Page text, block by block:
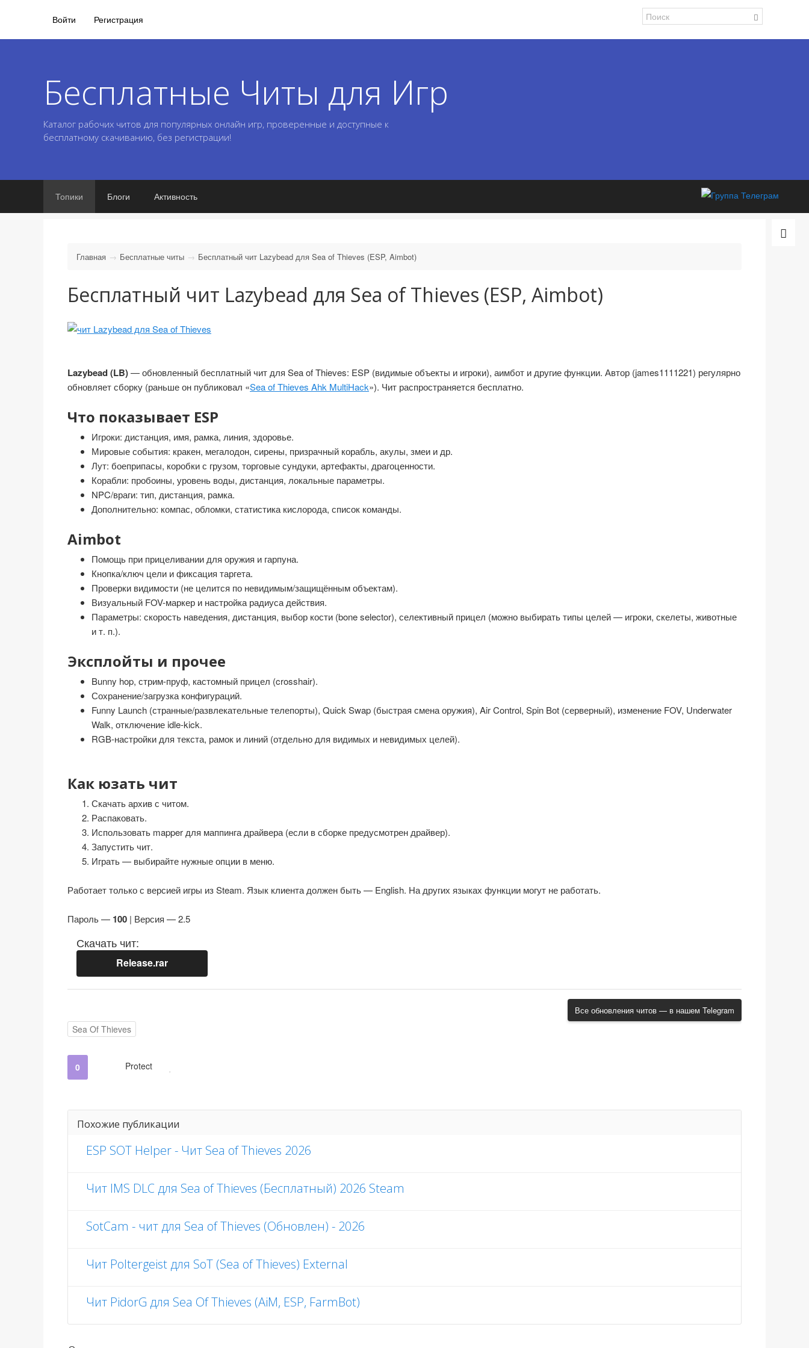
Войти Регистрация
Бесплатные Читы для Игр
Каталог рабочих читов для популярных онлайн игр, проверенные и доступные к
бесплатному скачиванию, без регистрации!
Топики Блоги Активность
Главная Бесплатные читы Бесплатный чит Lazybead для Sea of Thieves (ESP, Aimbot)
Бесплатный чит Lazybead для Sea of Thieves (ESP, Aimbot)
Lazybead (LB)— обновленный бесплатный чит для Sea of Thieves: ESP (видимые объекты и игроки), аимбот и другие функции. Автор (james1111221) регулярно
обновляет сборку (раньше он публиковал «Sea of Thieves Ahk MultiHack»). Чит распространяется бесплатно.
Что показывает ESP
Игроки: дистанция, имя, рамка, линия, здоровье.
Мировые события: кракен, мегалодон, сирены, призрачный корабль, акулы, змеи и др.
Лут: боеприпасы, коробки с грузом, торговые сундуки, артефакты, драгоценности.
Корабли: пробоины, уровень воды, дистанция, локальные параметры.
NPC/враги: тип, дистанция, рамка.
Дополнительно: компас, обломки, статистика кислорода, список команды.
Aimbot
Помощь при прицеливании для оружия и гарпуна.
Кнопка/ключ цели и фиксация таргета.
Проверки видимости (не целится по невидимым/защищённым объектам).
Визуальный FOV-маркер и настройка радиуса действия.
Параметры: скорость наведения, дистанция, выбор кости (bone selector), селективный прицел (можно выбирать типы целей — игроки, скелеты, животные
и т. п.).
Эксплойты и прочее
Bunny hop, стрим-пруф, кастомный прицел (crosshair).
Сохранение/загрузка конфигураций.
Funny Launch (странные/развлекательные телепорты), Quick Swap (быстрая смена оружия), Air Control, Spin Bot (серверный), изменение FOV, Underwater
Walk, отключение idle-kick.
RGB-настройки для текста, рамок и линий (отдельно для видимых и невидимых целей).
Как юзать чит
Скачать архив с читом.
Распаковать.
Использовать mapper для маппинга драйвера (если в сборке предусмотрен драйвер).
Запустить чит.
Играть — выбирайте нужные опции в меню.
Работает только с версией игры из Steam. Язык клиента должен быть — English. На других языках функции могут не работать.
Пароль — 100 | Версия — 2.5
Скачать чит:
Release.rar
Все обновления читов — в нашем Telegram
Sea Of Thieves
0 Protect
Похожие публикации
ESP SOT Helper - Чит Sea of Thieves 2026
Чит IMS DLC для Sea of Thieves (Бесплатный) 2026 Steam
SotCam - чит для Sea of Thieves (Обновлен) - 2026
Чит Poltergeist для SoT (Sea of Thieves) External
Чит PidorG для Sea Of Thieves (AiM, ESP, FarmBot)